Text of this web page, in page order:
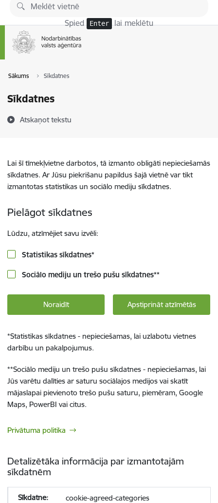
Pāriet uz lapas saturu
Spied Enter lai meklētu
Sākums Sīkdatnes
Sīkdatnes
Atskaņot tekstu
Lai šī tīmekļvietne darbotos, tā izmanto obligāti nepieciešamās
sīkdatnes. Ar Jūsu piekrišanu papildus šajā vietnē var tikt
izmantotas statistikas un sociālo mediju sīkdatnes.
Pielāgot sīkdatnes
Lūdzu, atzīmējiet savu izvēli:
Statistikas sīkdatnes*
Sociālo mediju un trešo pušu sīkdatnes**
Noraidīt Apstiprināt atzīmētās
*Statistikas sīkdatnes - nepieciešamas, lai uzlabotu vietnes
darbību un pakalpojumus.
**Sociālo mediju un trešo pušu sīkdatnes - nepieciešamas, lai
Jūs varētu dalīties ar saturu sociālajos medijos vai skatīt
mājaslapai pievienoto trešo pušu saturu, piemēram, Google
Maps, PowerBI vai citus.
Privātuma politika
Detalizētāka informācija par izmantotajām
sīkdatnēm
cookie-agreed-categories